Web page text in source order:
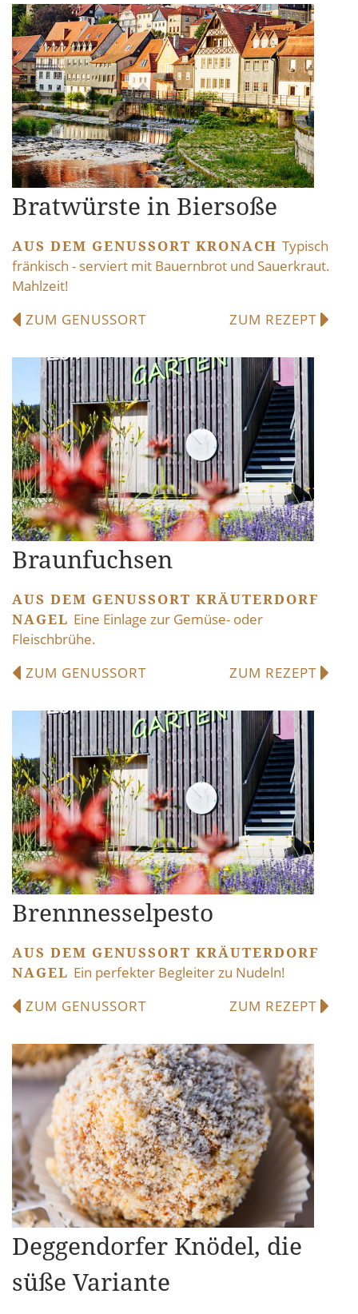
Bratwürste in Biersoße
AUS DEM GENUSSORT KRONACH Typisch
fränkisch - serviert mit Bauernbrot und Sauerkraut.
Mahlzeit!
ZUM GENUSSORT
ZUM REZEPT
Braunfuchsen
AUS DEM GENUSSORT KRÄUTERDORF
NAGEL Eine Einlage zur Gemüse- oder
Fleischbrühe.
ZUM GENUSSORT
ZUM REZEPT
Brennnesselpesto
AUS DEM GENUSSORT KRÄUTERDORF
NAGEL Ein perfekter Begleiter zu Nudeln!
ZUM GENUSSORT
ZUM REZEPT
Deggendorfer Knödel, die
süße Variante